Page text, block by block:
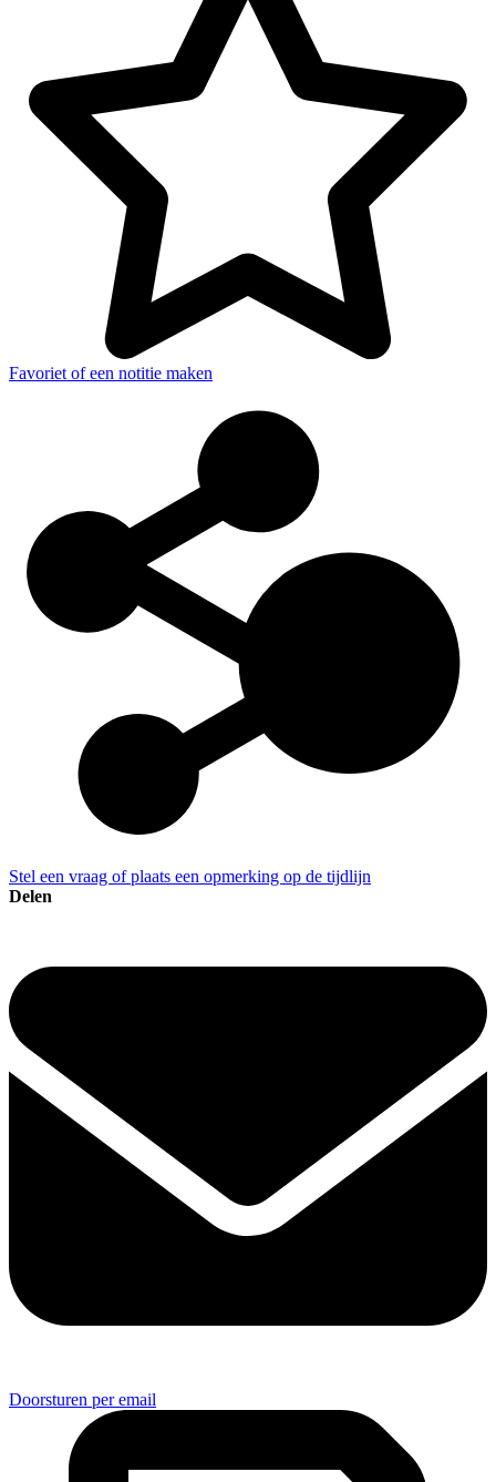
Favoriet of een notitie maken
Stel een vraag of plaats een opmerking op de tijdlijn
Delen
Doorsturen per email